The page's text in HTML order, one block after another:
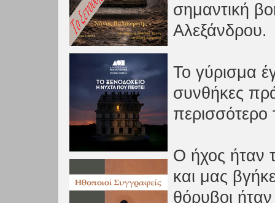
σημαντική
Αλεξάνδρου.
Το γύρισμα
συνθήκες
Ο ήχος ήταν
και μας
θόρυβοι